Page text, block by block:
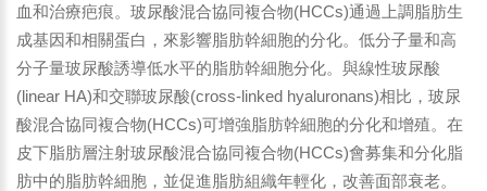
血和治療疤痕。玻尿酸混合協同複合物(HCCs)通過上調脂肪生
成基因和相關蛋白，來影響脂肪幹細胞的分化。低分子量和高
分子量玻尿酸誘導低水平的脂肪幹細胞分化。與線性玻尿酸
(linear HA)和交聯玻尿酸(cross-linked hyaluronans)相比，玻尿
酸混合協同複合物(HCCs)可增強脂肪幹細胞的分化和增殖。在
皮下脂肪層注射玻尿酸混合協同複合物(HCCs)會募集和分化脂
肪中的脂肪幹細胞，並促進脂肪組織年輕化，改善面部衰老。